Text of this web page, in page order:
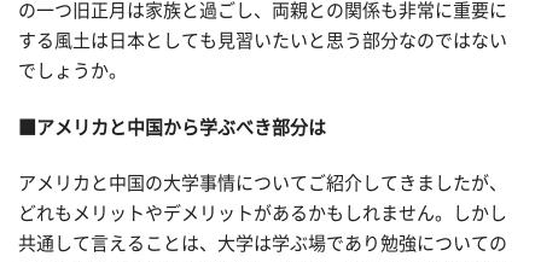
の一つ旧正月は家族と過ごし、両親との関係も非常に重要に
する風土は日本としても見習いたいと思う部分なのではない
でしょうか。
■アメリカと中国から学ぶべき部分は
アメリカと中国の大学事情についてご紹介してきましたが、
どれもメリットやデメリットがあるかもしれません。しかし
共通して言えることは、大学は学ぶ場であり勉強についての